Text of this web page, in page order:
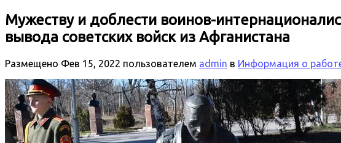
Мужеству и доблести воинов-
вывода советских войск из Афганистана
Размещено Фев 15, 2022 пользователем admin в Информация о